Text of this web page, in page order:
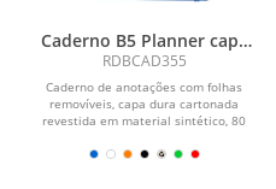
Caderno B5 Planner capa
dura
RDBCAD355
Caderno de anotações com folhas
removíveis, capa dura cartonada
revestida em material sintético, 80